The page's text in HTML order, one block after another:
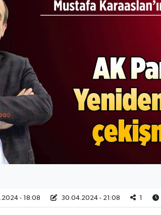
- 18:08 30.04.2024 - 21:08 1